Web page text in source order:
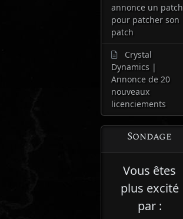
annonce un patch
pour patcher son
patch
Crystal
Dynamics |
Annonce de 20
nouveaux
licenciements
Sondage
Vous êtes
plus excité
par :